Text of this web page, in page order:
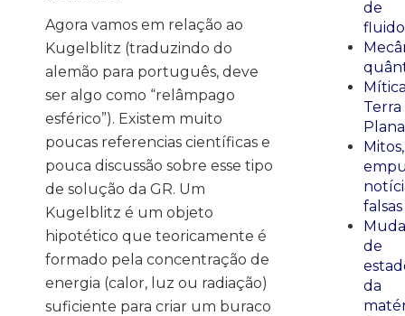
Agora vamos em relação ao
Kugelblitz (traduzindo do
alemão para português, deve
ser algo como “relâmpago
esférico”). Existem muito
poucas referencias científicas e
pouca discussão sobre esse tipo
de solução da GR. Um
Kugelblitz é um objeto
hipotético que teoricamente é
formado pela concentração de
energia (calor, luz ou radiação)
suficiente para criar um buraco
de
Terra
Plana
Mitos,
falsas
de
da